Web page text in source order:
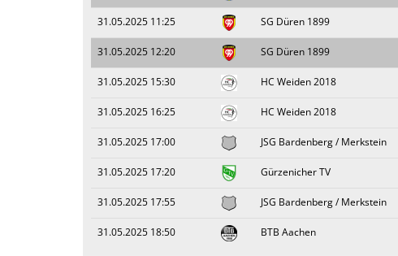
31.05.2025 11:25 SG Düren 1899
31.05.2025 12:20 SG Düren 1899
31.05.2025 15:30 HC Weiden 2018
31.05.2025 16:25 HC Weiden 2018
31.05.2025 17:00 JSG Bardenberg / Merkstein
31.05.2025 17:20 Gürzenicher TV
31.05.2025 17:55 JSG Bardenberg / Merkstein
31.05.2025 18:50 BTB Aachen